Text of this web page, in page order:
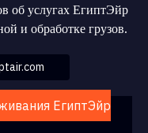
об услугах ЕгиптЭйр
и обработке грузов.
ЕгиптЭйр